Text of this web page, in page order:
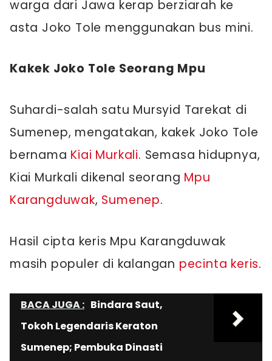
warga dari Jawa kerap berziarah ke
asta Joko Tole menggunakan bus mini.
Kakek Joko Tole Seorang Mpu
Suhardi-salah satu Mursyid Tarekat di
Sumenep, mengatakan, kakek Joko Tole
bernama Kiai Murkali. Semasa hidupnya,
Kiai Murkali dikenal seorang Mpu
Karangduwak, Sumenep.
Hasil cipta keris Mpu Karangduwak
masih populer di kalangan pecinta keris.
BACA JUGA : Bindara Saut,
Tokoh Legendaris Keraton
Sumenep; Pembuka Dinasti